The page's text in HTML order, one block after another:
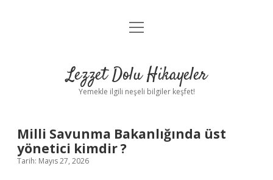
Anasayfa
Yasal Uyarı
menüyü
Lezzet Dolu Hikayeler
Yemekle ilgili neşeli bilgiler keşfet!
Milli Savunma Bakanlığında üst
yönetici kimdir ?
Tarih: Mayıs 27, 2026